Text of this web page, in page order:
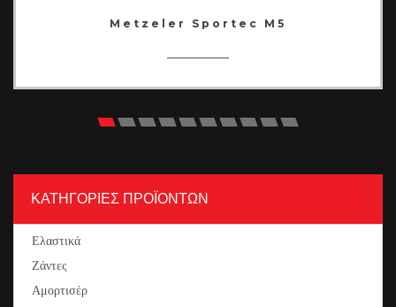
Metzeler Sportec M5
ΚΑΤΗΓΟΡΙΕΣ ΠΡΟΪΟΝΤΩΝ
Ελαστικά
Ζάντες
Αμορτισέρ